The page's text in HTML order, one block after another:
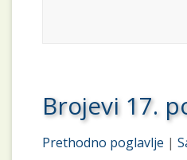
Brojevi 17.
Prethodno poglavlje |